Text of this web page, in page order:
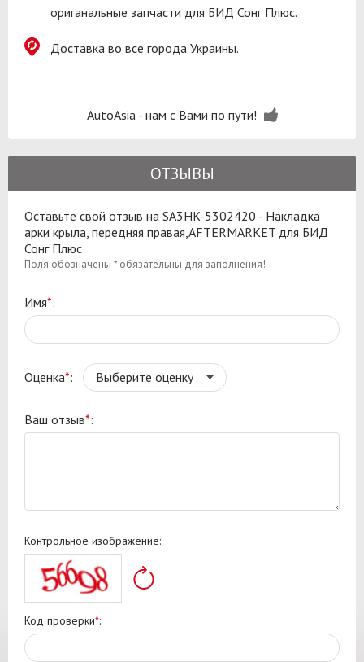
ориганальные запчасти для БИД Сонг Плюс.
Доставка во все города Украины.
AutoAsia - нам с Вами по пути!
ОТЗЫВЫ
Оставьте свой отзыв на SA3HK-5302420 - Накладка
арки крыла, передняя правая,AFTERMARKET для БИД
Сонг Плюс
Поля обозначены * обязательны для заполнения!
Имя*:
Оценка*:
Ваш отзыв*:
Контрольное изображение:
Код проверки*: